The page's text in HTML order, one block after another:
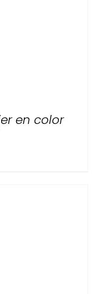
en color